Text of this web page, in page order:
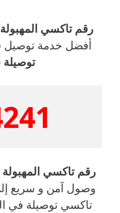
رقم تاكسي
أفضل خدمة توصيل
توصيلة
رقم تاكسي المهبولة 24
وصول آمن و سريع
تاكسي توصيلة في